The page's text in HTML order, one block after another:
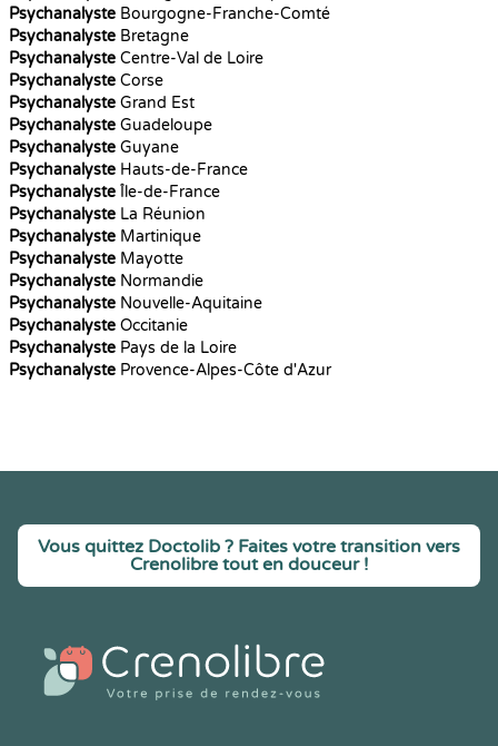
Psychanalyste Bourgogne-Franche-Comté
Psychanalyste Bretagne
Psychanalyste Centre-Val de Loire
Psychanalyste Corse
Psychanalyste Grand Est
Psychanalyste Guadeloupe
Psychanalyste Guyane
Psychanalyste Hauts-de-France
Psychanalyste Île-de-France
Psychanalyste La Réunion
Psychanalyste Martinique
Psychanalyste Mayotte
Psychanalyste Normandie
Psychanalyste Nouvelle-Aquitaine
Psychanalyste Occitanie
Psychanalyste Pays de la Loire
Psychanalyste Provence-Alpes-Côte d'Azur
Vous quittez Doctolib ? Faites votre transition vers
Crenolibre tout en douceur !